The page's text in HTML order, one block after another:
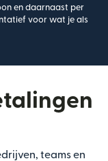
en daarnaast per
voor wat je als
teams en